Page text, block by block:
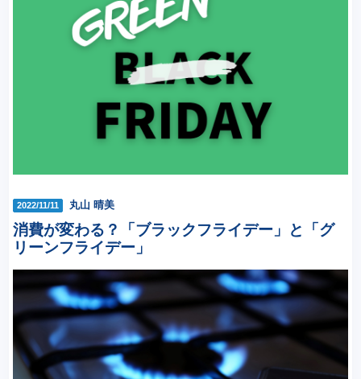
2022/11/11 丸山 晴美
消費が変わる？「ブラックフライデー」と「グ
リーンフライデー」